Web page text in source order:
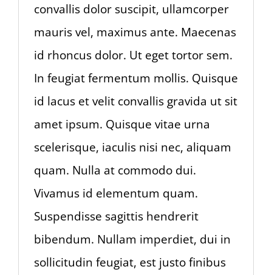
convallis dolor suscipit, ullamcorper
mauris vel, maximus ante. Maecenas
id rhoncus dolor. Ut eget tortor sem.
In feugiat fermentum mollis. Quisque
id lacus et velit convallis gravida ut sit
amet ipsum. Quisque vitae urna
scelerisque, iaculis nisi nec, aliquam
quam. Nulla at commodo dui.
Vivamus id elementum quam.
Suspendisse sagittis hendrerit
bibendum. Nullam imperdiet, dui in
sollicitudin feugiat, est justo finibus